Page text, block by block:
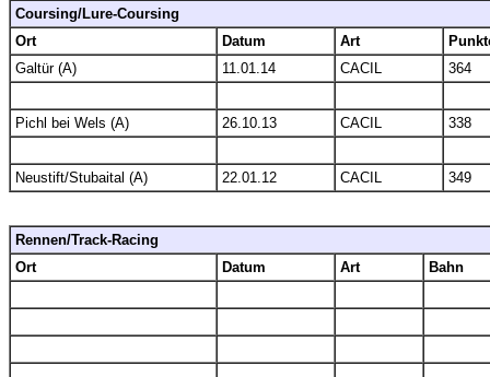
Coursing/Lure-Coursing
Ort
Datum Art
Galtür (A)
11.01.14 CACIL 364
Pichl bei Wels (A) 26.10.13 CACIL 338
Neustift/Stubaital (A) 22.01.12 CACIL 349
Rennen/Track-Racing
Ort
Datum Art Bahn